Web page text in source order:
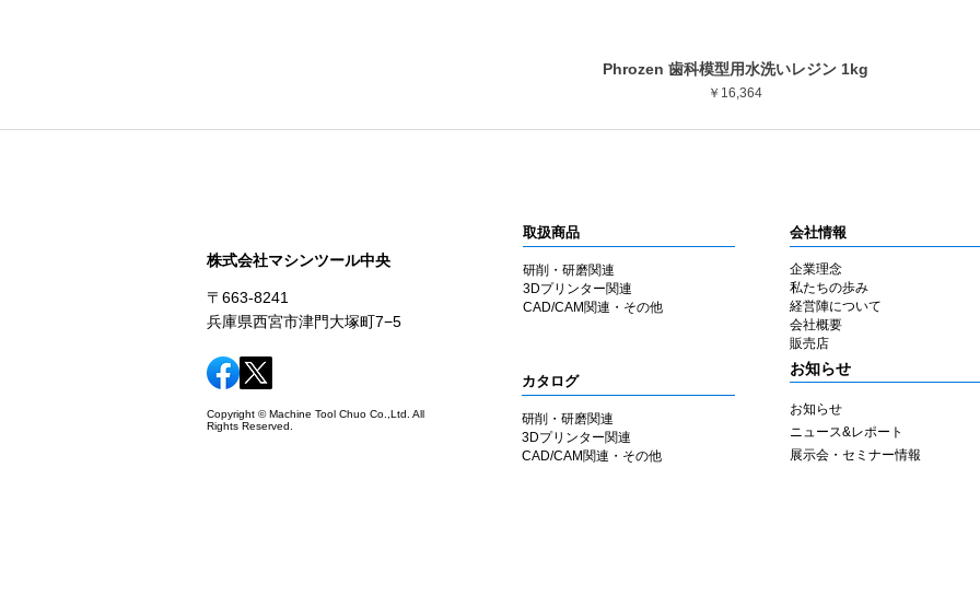
クイックビュー
Phrozen 歯科模型用水洗いレジン 1kg
価格
￥16,364
株式会社マシンツール中央
〒663-8241
兵庫県西宮市津門大塚町7−5
Copyright © Machine Tool Chuo Co.,Ltd. All
Rights Reserved.
取扱商品
研削・研磨関連
3Dプリンター関連
CAD/CAM関連・その他
カタログ
研削・研磨関連
3Dプリンター関連
CAD/CAM関連・その他
会社情報
企業理念
私たちの歩み
​経営陣について
会社概要
​販売店
​お知らせ
お知らせ
ニュース&レポート
展示会・セミナー情報